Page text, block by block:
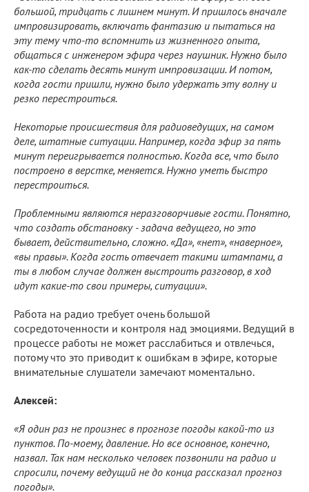
большой, тридцать с лишнем минут. И пришлось вначале
импровизировать, включать фантазию и пытаться на
эту тему что-то вспомнить из жизненного опыта,
общаться с инженером эфира через наушник. Нужно было
как-то сделать десять минут импровизации. И потом,
когда гости пришли, нужно было удержать эту волну и
резко перестроиться.
Некоторые происшествия для радиоведущих, на самом
деле, штатные ситуации. Например, когда эфир за пять
минут переигрывается полностью. Когда все, что было
построено в верстке, меняется. Нужно уметь быстро
перестроиться.
Проблемными являются неразговорчивые гости. Понятно,
что создать обстановку - задача ведущего, но это
бывает, действительно, сложно. «Да», «нет», «наверное»,
«вы правы». Когда гость отвечает такими штампами, а
ты в любом случае должен выстроить разговор, в ход
идут какие-то свои примеры, ситуации».
Работа на радио требует очень большой
сосредоточенности и контроля над эмоциями. Ведущий в
процессе работы не может расслабиться и отвлечься,
потому что это приводит к ошибкам в эфире, которые
внимательные слушатели замечают моментально.
Алексей:
«Я один раз не произнес в прогнозе погоды какой-то из
пунктов. По-моему, давление. Но все основное, конечно,
назвал. Так нам несколько человек позвонили на радио и
спросили, почему ведущий не до конца рассказал прогноз
погоды».